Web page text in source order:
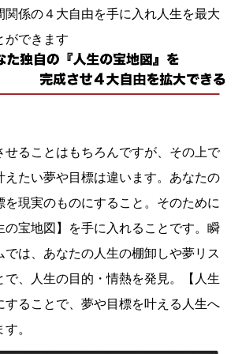
関係の４大自由を手に入れ人生を最大
ができます
せることはもちろんですが、その上で
えたい夢や目標は違います。あなたの
を現実のものにすること。そのために
の宝地図】を手に入れることです。瞬
では、あなたの人生の棚卸しや夢リス
で、人生の目的・情熱を発見。【人生
することで、夢や目標を叶える人生へ
。